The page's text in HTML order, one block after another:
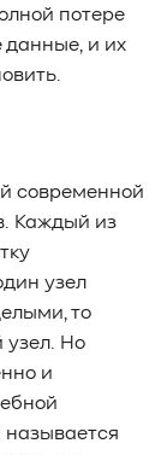
потере
данные, и их
современной
Каждый из
узел
то
узел. Но
и